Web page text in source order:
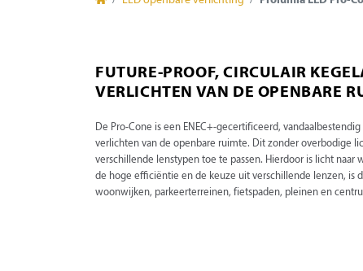
FUTURE-PROOF, CIRCULAIR
VERLICHTEN VAN DE OPENBARE
De Pro-Cone is een ENEC+-gecertificeerd,
verlichten van de openbare ruimte. Dit zonder overbodige
verschillende lenstypen toe te passen. Hierdoor is licht naar
de hoge efficiëntie en de keuze uit verschillende lenzen, is
woonwijken, parkeerterreinen, fietspaden, pleinen en